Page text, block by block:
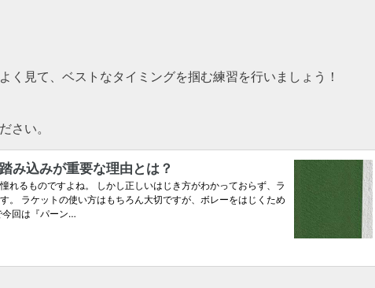
く見て、ベストなタイミングを掴む練習を行いましょう！
さい。